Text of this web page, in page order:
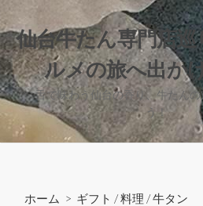
コ
ン
テ
ン
ツ
へ
ス
キ
仙台牛たん専門店
ルメの旅へ出か
舌で味わう仙台の香り、牛たん
う！
ホーム > ギフト /料理 /牛タン